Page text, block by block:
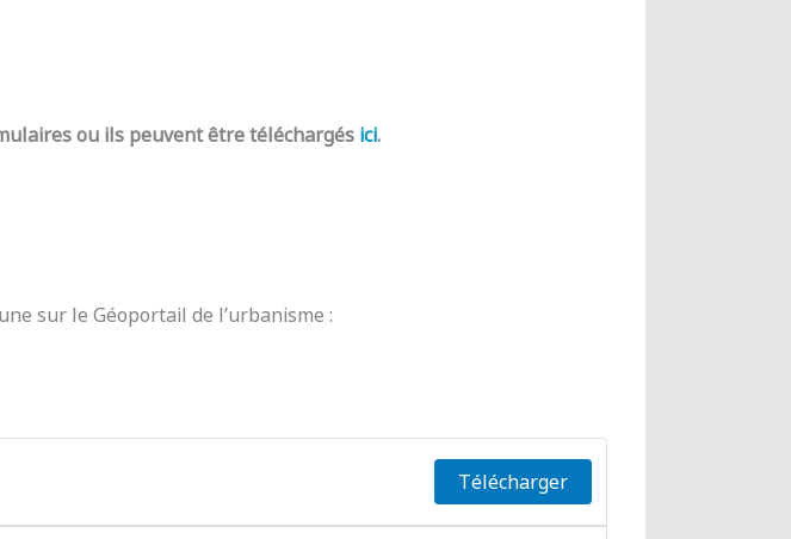
ou ils peuvent être téléchargés ici.
sur le Géoportail de l’urbanisme :
Télécharger